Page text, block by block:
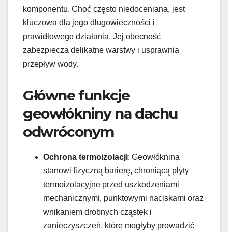
komponentu. Choć często niedoceniana, jest
kluczowa dla jego długowieczności i
prawidłowego działania. Jej obecność
zabezpiecza delikatne warstwy i usprawnia
przepływ wody.
Główne funkcje
geowłókniny na dachu
odwróconym
Ochrona termoizolacji: Geowłóknina
stanowi fizyczną barierę, chroniącą płyty
termoizolacyjne przed uszkodzeniami
mechanicznymi, punktowymi naciskami oraz
wnikaniem drobnych cząstek i
zanieczyszczeń, które mogłyby prowadzić